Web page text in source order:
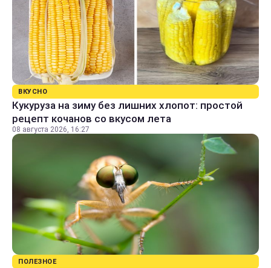
ВКУСНО
Кукуруза на зиму без лишних хлопот: простой
рецепт кочанов со вкусом лета
08 августа 2026, 16:27
ПОЛЕЗНОЕ